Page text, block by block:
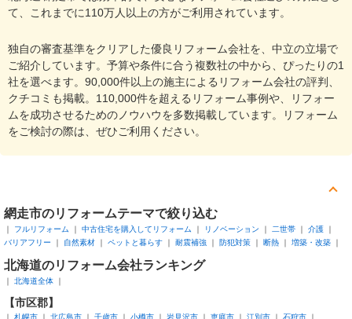
て、これまでに110万人以上の方がご利用されています。
独自の審査基準をクリアした優良リフォーム会社を、中立の立場で
ご紹介しています。予算や条件に合う複数社の中から、ぴったりの1
社を選べます。90,000件以上の施主によるリフォーム会社の評判、
クチコミも掲載。110,000件を超えるリフォーム事例や、リフォー
ムを成功させるためのノウハウを多数掲載しています。リフォーム
をご検討の際は、ぜひご利用ください。
網走市のリフォームテーマで絞り込む
フルリフォーム 中古住宅を購入してリフォーム リノベーション 二世帯
介護
バリアフリー
自然素材 ペットと暮らす 耐震補強 防犯対策 断熱 増築・改築
北海道のリフォーム会社ランキング
北海道全体
【市区郡】
札幌市 北広島市 千歳市 小樽市 岩見沢市 恵庭市 江別市 石狩市